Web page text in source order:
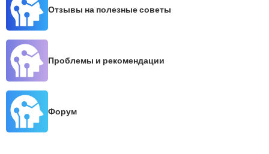
Отзывы на полезные советы
Проблемы и рекомендации
Форум